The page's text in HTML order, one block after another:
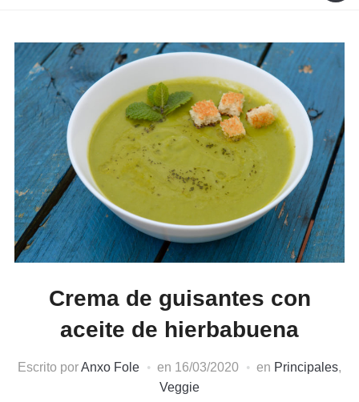
Crema de guisantes con
aceite de hierbabuena
Escrito porAnxo Fole en 16/03/2020 en Principales,
Veggie